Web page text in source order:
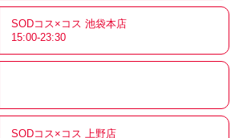
SODコス×コス 池袋本店
15:00-23:30
SODコス×コス 上野店